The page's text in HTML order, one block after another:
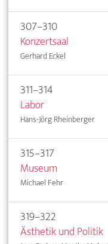
307–310
Konzertsaal
Gerhard Eckel
311–314
Labor
Hans-Jörg Rheinberger
315–317
Museum
Michael Fehr
319–322
Ästhetik und Politik